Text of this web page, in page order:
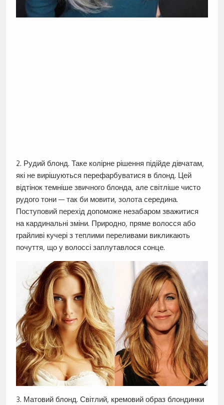
2. Рудий блонд. Таке колірне рішення підійде дівчатам,
які не вирішуються перефарбуватися в блонд. Цей
відтінок темніше звичного блонда, але світліше чисто
рудого тони — так би мовити, золота середина.
Поступовий перехід допоможе незабаром зважитися
на кардинальні зміни. Природно, пряме волосся або
грайливі кучері з теплими переливами викликають
почуття, що у волоссі заплутавлося сонце.
3. Матовий блонд. Світлий, кремовий образ блондинки